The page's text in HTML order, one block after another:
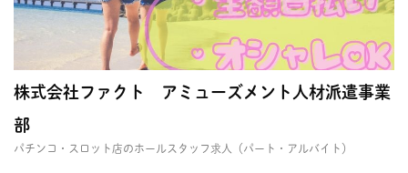
株式会社ファクト アミューズメント人材派遣事業
部
パチンコ・スロット店のホールスタッフ求人（パート・アルバイト）